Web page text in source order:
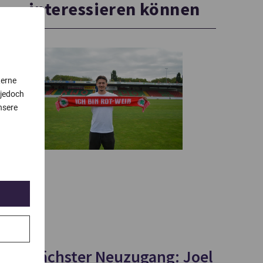
interessieren können
Nächster Neuzugang: Joel